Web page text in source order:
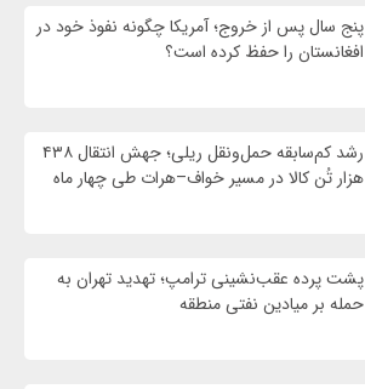
پنج سال پس از خروج؛ آمریکا چگونه نفوذ خود در
افغانستان را حفظ کرده است؟
رشد کم‌سابقه حمل‌ونقل ریلی؛ جهش انتقال ۴۳۸
هزار تُن کالا در مسیر خواف–هرات طی چهار ماه
پشت پرده عقب‌نشینی ترامپ؛ تهدید تهران به
حمله بر ميادين نفتی منطقه